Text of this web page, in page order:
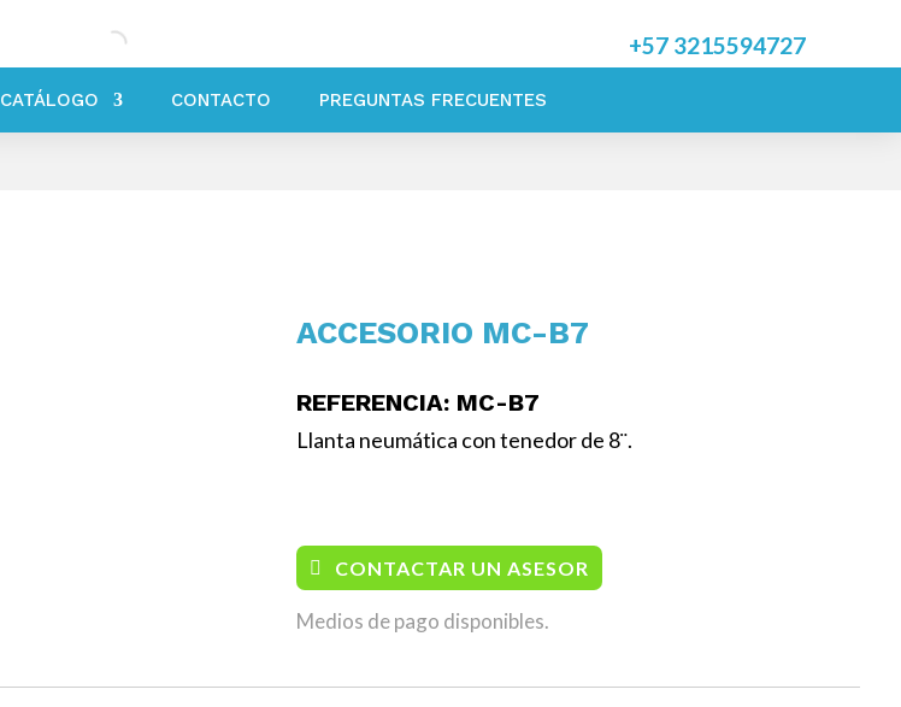
+57 3215594727
CATÁLOGO CONTACTO PREGUNTAS FRECUENTES
ACCESORIO MC-B7
REFERENCIA: MC-B7
Llanta neumática con tenedor de 8¨.
CONTACTAR UN ASESOR
Medios de pago disponibles.